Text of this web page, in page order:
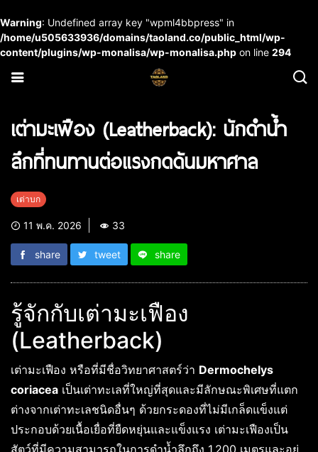
Warning: Undefined array key "wpml4bbpress" in
/home/u505633936/domains/taoland.co/public_html/wp-
content/plugins/wp-monalisa/wp-monalisa.php on line 294
เต่ามะเฟือง (Leatherback): นักดำน้ำ
ลึกที่ทนทานต่อแรงกดดันมหาศาล
เต่าบก
11 พ.ค. 2026 33
share tweet share
รู้จักกับเต่ามะเฟือง
(Leatherback)
เต่ามะเฟือง หรือที่มีชื่อวิทยาศาสตร์ว่า Dermochelys
coriacea เป็นเต่าทะเลที่ใหญ่ที่สุดและมีลักษณะพิเศษที่แตก
ต่างจากเต่าทะเลชนิดอื่นๆ ด้วยกระดองที่ไม่มีเกล็ดแข็งแต่
ประกอบด้วยเนื้อเยื่อที่ยืดหยุ่นและแข็งแรง เต่ามะเฟืองเป็น
สัตว์ที่มีความสามารถในการดำน้ำลึกถึง 1,200 เมตรและอยู่